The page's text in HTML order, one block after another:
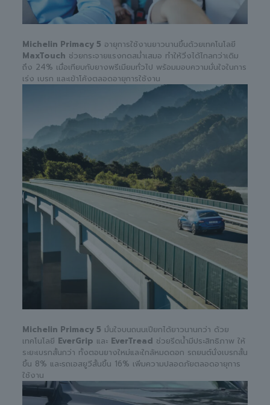
Michelin Primacy 5 อายุการใช้งานยาวนานขึ้นด้วยเทคโนโลยี
MaxTouch ช่วยกระจายแรงกดสม่ำเสมอ ทำให้วิ่งได้ไกลกว่าเดิม
ถึง 24% เมื่อเทียบกับยางพรีเมียมทั่วไป พร้อมมอบความมั่นใจในการ
เร่ง เบรก และเข้าโค้งตลอดอายุการใช้งาน
Michelin Primacy 5 มั่นใจบนถนนเปียกได้ยาวนานกว่า ด้วย
เทคโนโลยี EverGrip และ EverTread ช่วยรีดน้ำมีประสิทธิภาพ ให้
ระยะเบรกสั้นกว่า ทั้งตอนยางใหม่และใกล้หมดดอก รถยนต์นั่งเบรกสั้น
ขึ้น 8% และรถเอสยูวีสั้นขึ้น 16% เพิ่มความปลอดภัยตลอดอายุการ
ใช้งาน